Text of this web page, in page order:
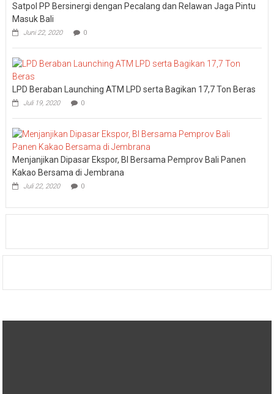
Satpol PP Bersinergi dengan Pecalang dan Relawan Jaga Pintu
Masuk Bali
Juni 22, 2020 0
LPD Beraban Launching ATM LPD serta Bagikan 17,7 Ton Beras
Juli 19, 2020 0
Menjanjikan Dipasar Ekspor, BI Bersama Pemprov Bali Panen
Kakao Bersama di Jembrana
Juli 22, 2020 0